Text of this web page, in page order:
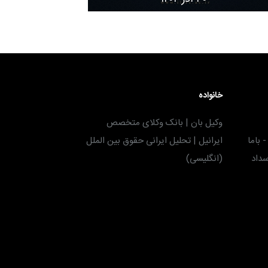
باما
خانواده
وکیل بان | بانک وکلای متخصص
ایرانیل | تحلیل ایرانی حقوق بین الملل
(انگلیسی)